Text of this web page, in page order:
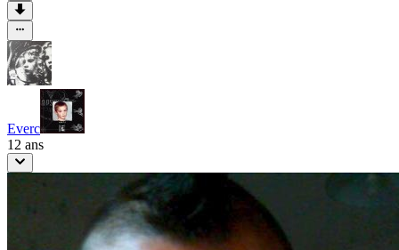
Everc
12 ans